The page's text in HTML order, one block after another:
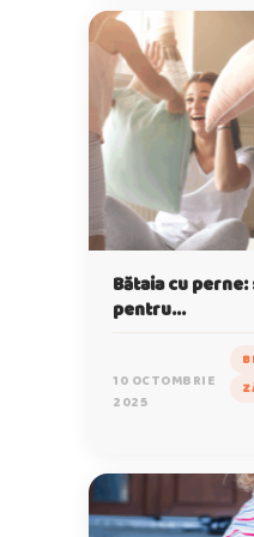
Bătaia cu
pentru
10 OCTOMBRIE
2025